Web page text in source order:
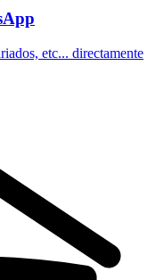
etc... directamente